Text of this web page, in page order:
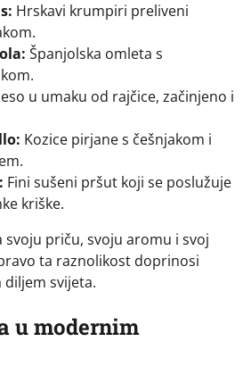
Hrskavi krumpiri preliveni
Španjolska omleta s
u umaku od rajčice, začinjeno i
Kozice pirjane s češnjakom i
Fini sušeni pršut koji se poslužuje
kriške.
svoju priču, svoju aromu i svoj
ta raznolikost doprinosi
svijeta.
u modernim